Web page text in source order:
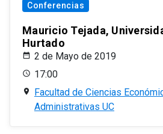
Conferencias
Mauricio Tejada,
Hurtado
2 de Mayo de 2019
17:00
Facultad de Ciencias
Administrativas UC